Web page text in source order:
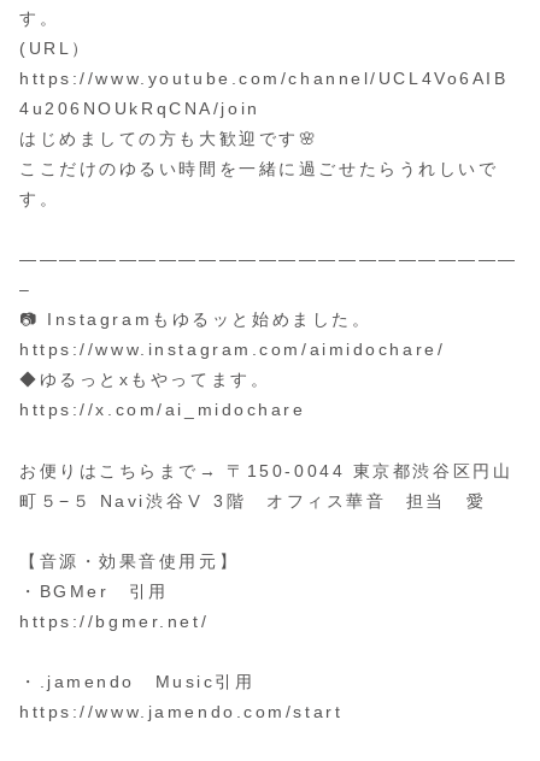
す。
(URL）
https://www.youtube.com/channel/UCL4Vo6AIB
4u206NOUkRqCNA/join
はじめましての方も大歓迎です🌸
ここだけのゆるい時間を一緒に過ごせたらうれしいで
す。
—————————————————————————
–
📷 Instagramもゆるッと始めました。
https://www.instagram.com/aimidochare/
◆ゆるっとxもやってます。
https://x.com/ai_midochare
お便りはこちらまで→ 〒150-0044 東京都渋谷区円山
町５−５ Navi渋谷Ⅴ 3階 オフィス華音 担当 愛
【音源・効果音使用元】
・BGMer 引用
https://bgmer.net/
・.jamendo Music引用
https://www.jamendo.com/start